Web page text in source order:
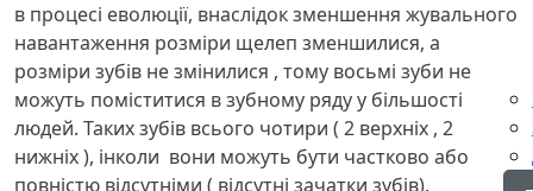
в процесі еволюції, внаслідок зменшення жувального
навантаження розміри щелеп зменшилися, а
розміри зубів не змінилися , тому восьмі зуби не
можуть поміститися в зубному ряду у більшості
людей. Таких зубів всього чотири ( 2 верхніх , 2
нижніх ), інколи вони можуть бути частково або
повністю відсутніми ( відсутні зачатки зубів).